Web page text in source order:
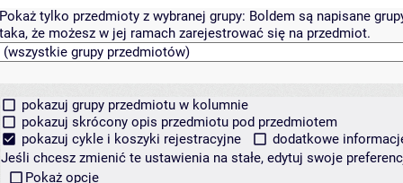
Pokaż tylko przedmioty z wybranej grupy: Boldem są napisane
taka, że możesz w jej ramach zarejestrować się na przedmiot.
pokazuj grupy przedmiotu w kolumnie
pokazuj skrócony opis przedmiotu pod przedmiotem
pokazuj cykle i koszyki rejestracyjne
dodatkowe
Jeśli chcesz zmienić te ustawienia na stałe, edytuj swoje
Pokaż opcje